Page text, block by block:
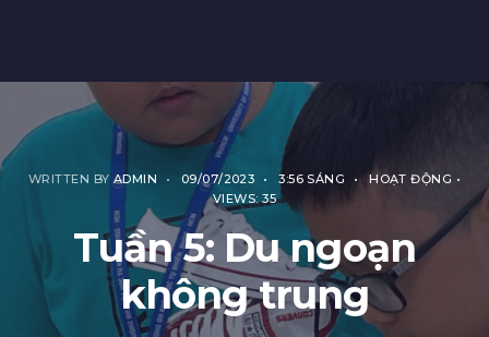
WRITTEN BY ADMIN • 09/07/2023 • 3:56 SÁNG • HOẠT ĐỘNG •
VIEWS: 35
Tuần 5: Du ngoạn
không trung